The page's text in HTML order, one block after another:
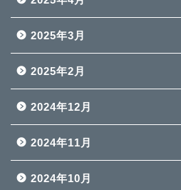
2025年3月
2025年2月
2024年12月
2024年11月
2024年10月